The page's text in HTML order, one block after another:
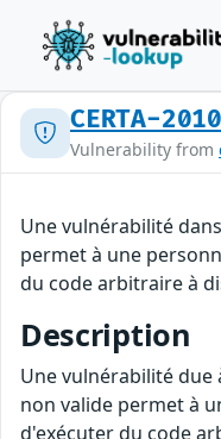
CERTA-
Vulnerability from
Une vulnérabilité
permet à une
du code arbitraire à
Description
Une vulnérabilité
non valide permet à
d'exécuter du code